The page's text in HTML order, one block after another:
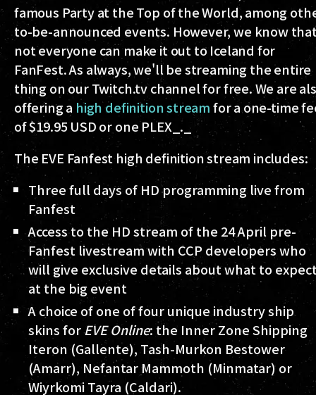
famous Party at the Top of the World, among
to-be-announced events. However, we know
not everyone can make it out to Iceland for
FanFest. As always, we'll be streaming the entire
thing on our Twitch.tv channel for free. We are
offering a high definition streamfor a one-time
of $19.95 USD or one PLEX_._
The EVE Fanfest high definition stream includes:
Three full days of HD programming live from
Fanfest
Access to the HD stream of the 24 April pre-
Fanfest livestream with CCP developers who
will give exclusive details about what to
at the big event
A choice of one of four unique industry ship
skins forEVE Online: the Inner Zone Shipping
Iteron (Gallente), Tash-Murkon Bestower
(Amarr), Nefantar Mammoth (Minmatar) or
Wiyrkomi Tayra (Caldari).